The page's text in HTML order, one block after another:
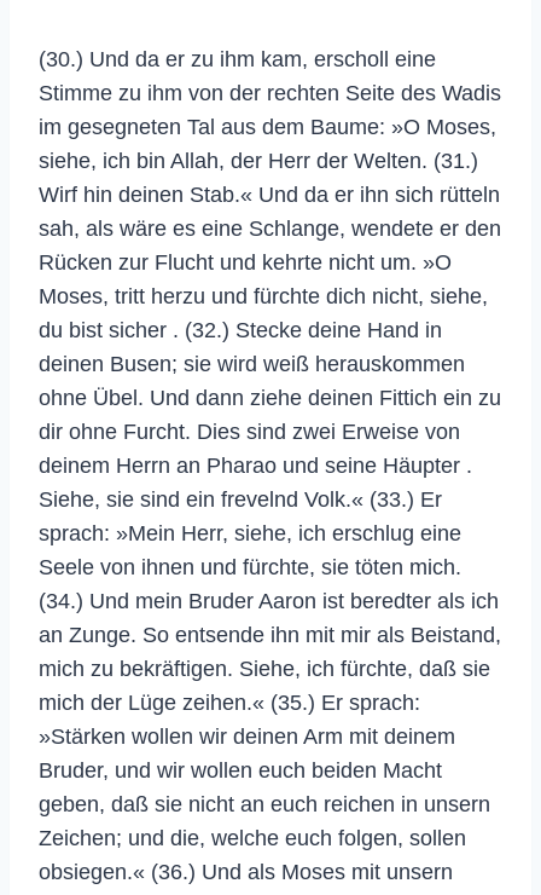
(30.) Und da er zu ihm kam, erscholl eine
Stimme zu ihm von der rechten Seite des Wadis
im gesegneten Tal aus dem Baume: »O Moses,
siehe, ich bin Allah, der Herr der Welten. (31.)
Wirf hin deinen Stab.« Und da er ihn sich rütteln
sah, als wäre es eine Schlange, wendete er den
Rücken zur Flucht und kehrte nicht um. »O
Moses, tritt herzu und fürchte dich nicht, siehe,
du bist sicher . (32.) Stecke deine Hand in
deinen Busen; sie wird weiß herauskommen
ohne Übel. Und dann ziehe deinen Fittich ein zu
dir ohne Furcht. Dies sind zwei Erweise von
deinem Herrn an Pharao und seine Häupter .
Siehe, sie sind ein frevelnd Volk.« (33.) Er
sprach: »Mein Herr, siehe, ich erschlug eine
Seele von ihnen und fürchte, sie töten mich.
(34.) Und mein Bruder Aaron ist beredter als ich
an Zunge. So entsende ihn mit mir als Beistand,
mich zu bekräftigen. Siehe, ich fürchte, daß sie
mich der Lüge zeihen.« (35.) Er sprach:
»Stärken wollen wir deinen Arm mit deinem
Bruder, und wir wollen euch beiden Macht
geben, daß sie nicht an euch reichen in unsern
Zeichen; und die, welche euch folgen, sollen
obsiegen.« (36.) Und als Moses mit unsern